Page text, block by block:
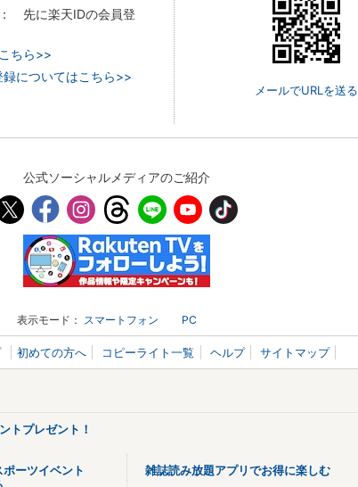
先に楽天IDの会員登
ちら>>
についてはこちら>>
メールでURLを送る
公式ソーシャルメディアのご紹介
表示モード： スマートフォン PC
初めての方へ コピーライト一覧 ヘルプ サイトマップ
トプレゼント！
ーツイベント
雑誌読み放題アプリでお得に楽しむ